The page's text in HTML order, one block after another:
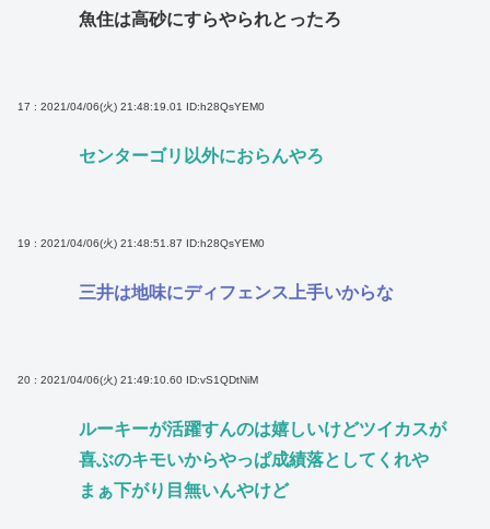
魚住は高砂にすらやられとったろ
17 : 2021/04/06(火) 21:48:19.01 ID:h28QsYEM0
センターゴリ以外におらんやろ
19 : 2021/04/06(火) 21:48:51.87 ID:h28QsYEM0
三井は地味にディフェンス上手いからな
20 : 2021/04/06(火) 21:49:10.60 ID:vS1QDtNiM
ルーキーが活躍すんのは嬉しいけどツイカスが
喜ぶのキモいからやっぱ成績落としてくれや
まぁ下がり目無いんやけど